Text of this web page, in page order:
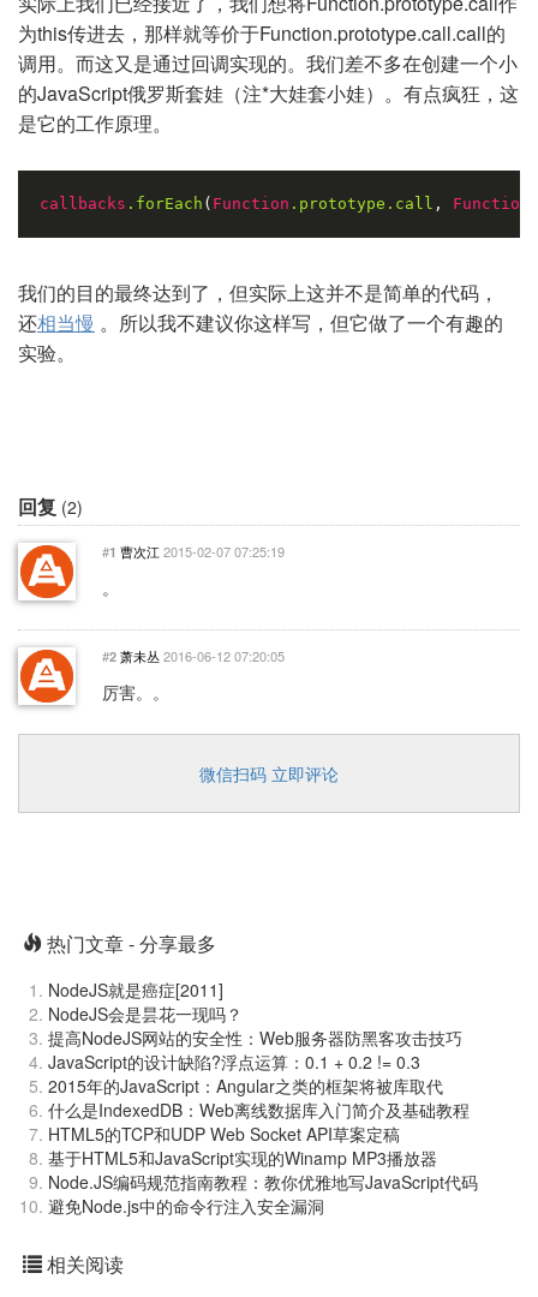
为this传进去，那样就等价于Function.prototype.call.call的
调用。而这又是通过回调实现的。我们差不多在创建一个小
的JavaScript俄罗斯套娃（注*大娃套小娃）。有点疯狂，这
是它的工作原理。
callbacks .forEach ( Function .prototype .call , Function
我们的目的最终达到了，但实际上这并不是简单的代码，
还相当慢 。所以我不建议你这样写，但它做了一个有趣的
实验。
回复 (2)
#1 曹次江2015-02-07 07:25:19
。
#2 萧未丛2016-06-12 07:20:05
厉害。。
微信扫码 立即评论
热门文章 - 分享最多
NodeJS就是癌症[2011]
NodeJS会是昙花一现吗？
提高NodeJS网站的安全性：Web服务器防黑客攻击技巧
JavaScript的设计缺陷?浮点运算：0.1 + 0.2 != 0.3
2015年的JavaScript：Angular之类的框架将被库取代
什么是IndexedDB：Web离线数据库入门简介及基础教程
HTML5的TCP和UDP Web Socket API草案定稿
基于HTML5和JavaScript实现的Winamp MP3播放器
Node.JS编码规范指南教程：教你优雅地写JavaScript代码
避免Node.js中的命令行注入安全漏洞
相关阅读